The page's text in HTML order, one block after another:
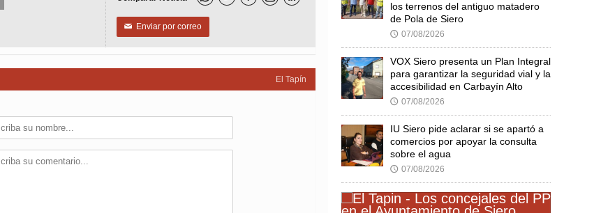
✉ Enviar por correo
El Tapín
los terrenos del antiguo matadero
de Pola de Siero
🕔 07/08/2026
VOX Siero presenta un Plan Integral
para garantizar la seguridad vial y la
accesibilidad en Carbayín Alto
🕔 07/08/2026
IU Siero pide aclarar si se apartó a
comercios por apoyar la consulta
sobre el agua
🕔 07/08/2026